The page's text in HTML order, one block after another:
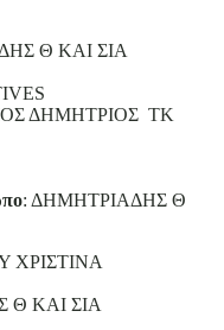
Θ ΚΑΙ ΣΙΑ
ΔΗΜΗΤΡΙΟΣ ΤΚ
: ΔΗΜΗΤΡΙΑΔΗΣ Θ
ΧΡΙΣΤΙΝΑ
Θ ΚΑΙ ΣΙΑ